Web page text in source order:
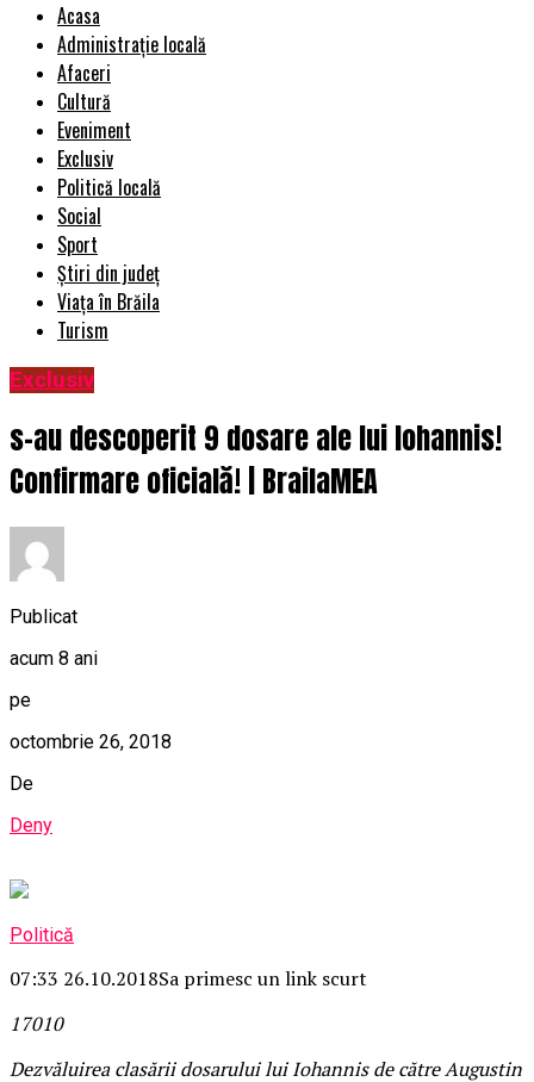
Acasa
Administrație locală
Afaceri
Cultură
Eveniment
Exclusiv
Politică locală
Social
Sport
Știri din județ
Viața în Brăila
Turism
Exclusiv
s-au descoperit 9 dosare ale lui Iohannis!
Confirmare oficială! | BrailaMEA
Publicat
acum 8 ani
pe
octombrie 26, 2018
De
Deny
Politică
07:33 26.10.2018Sa primesc un link scurt
17010
Dezvăluirea clasării dosarului lui Iohannis de către Augustin